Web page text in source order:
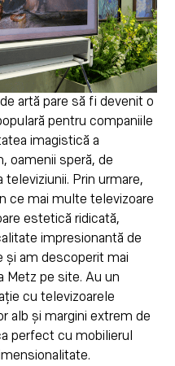
artă pare să fi devenit o
pentru companiile
imagistică a
oamenii speră, de
televiziunii. Prin urmare,
ce mai multe televizoare
estetică ridicată,
impresionantă de
și am descoperit mai
Metz pe site. Au un
cu televizoarele
alb și margini extrem de
perfect cu mobilierul